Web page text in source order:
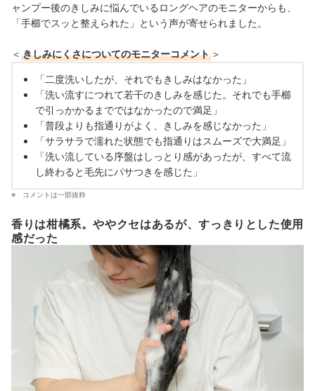
ャンプー後のきしみに悩んでいるロングヘアのモニターからも、
「手櫛でスッと整えられた」という声が寄せられました。
＜ きしみにくさについてのモニターコメント ＞
「二度洗いしたが、それでもきしみはなかった」
「洗い流すにつれて若干のきしみを感じた。それでも手櫛
で引っかかるまでではなかったので満足」
「普段よりも指通りがよく、きしみを感じなかった」
「サラサラで濡れた状態でも指通りはスムーズで大満足」
「洗い流している序盤はしっとり感があったが、すべて流
し終わると毛先にパサつきを感じた」
コメントは一部抜粋
香りは柑橘系。ややクセはあるが、すっきりとした使用
感だった